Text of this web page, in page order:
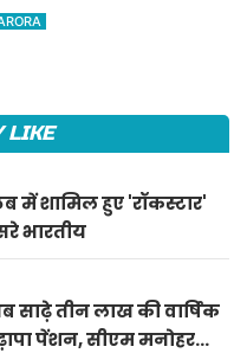
का साथ, पढ़ें 12 राशियों का
LIKE
में शामिल हुए 'रॉकस्टार'
भारतीय
साढ़े तीन लाख की वार्षिक
पेंशन, सीएम मनोहर